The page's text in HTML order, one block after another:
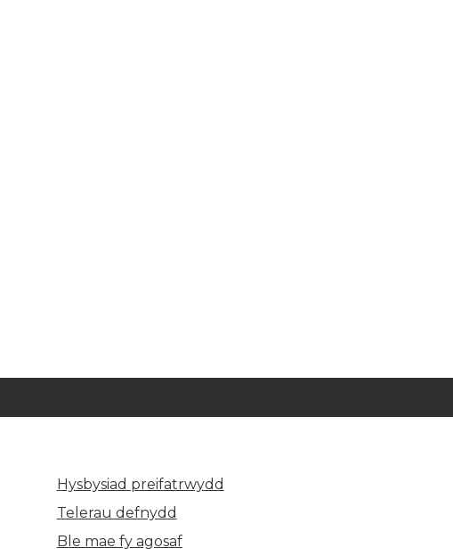
Hysbysiad preifatrwydd
Telerau defnydd
Ble mae fy agosaf(yn agor mewn tab newydd)